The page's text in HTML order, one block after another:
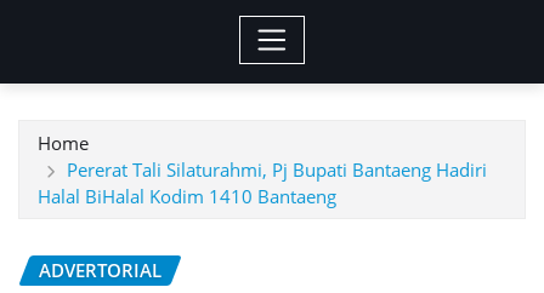
Home
Pererat Tali Silaturahmi, Pj Bupati Bantaeng Hadiri
Halal BiHalal Kodim 1410 Bantaeng
ADVERTORIAL